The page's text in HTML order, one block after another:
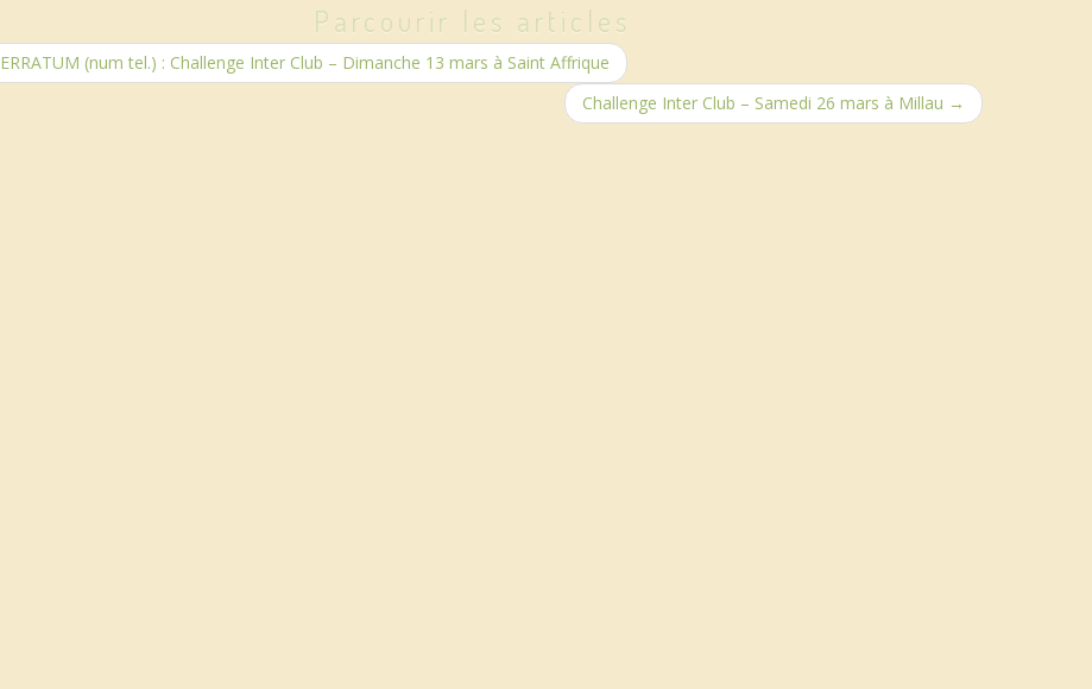
Parcourir les articles
ERRATUM (num tel.) : Challenge Inter Club – Dimanche 13 mars à Saint Affrique
Challenge Inter Club – Samedi 26 mars à Millau →